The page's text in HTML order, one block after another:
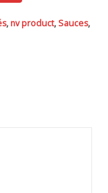
, nv product, Sauces,